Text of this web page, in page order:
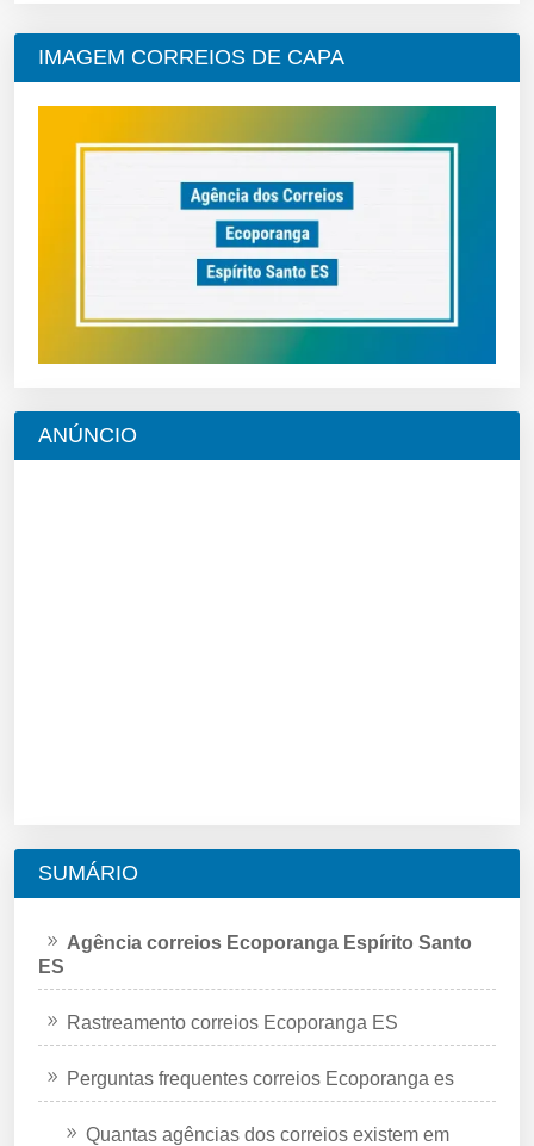
IMAGEM CORREIOS DE CAPA
ANÚNCIO
SUMÁRIO
Agência correios Ecoporanga Espírito Santo
ES
Rastreamento correios Ecoporanga ES
Perguntas frequentes correios Ecoporanga es
Quantas agências dos correios existem em